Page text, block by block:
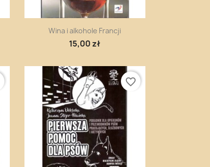
Szybki podgląd
Wina i alkohole Francji
15,00 zł
favorite_border